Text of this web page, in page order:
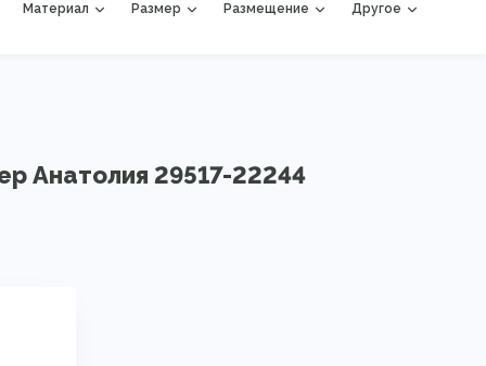
Материал Размер Размещение Другое
Анатолия 29517-22244